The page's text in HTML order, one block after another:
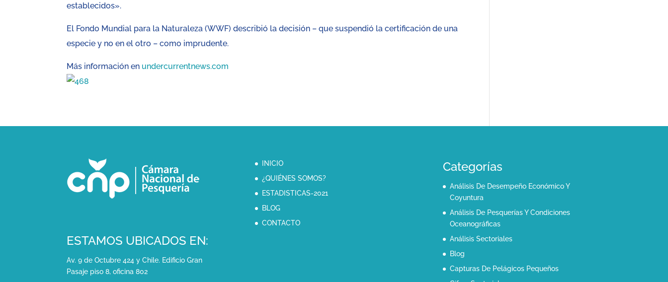
establecidos».
El Fondo Mundial para la Naturaleza (WWF) describió la decisión – que suspendió la certificación de una
especie y no en el otro – como imprudente.
Más información en undercurrentnews.com
ESTAMOS UBICADOS EN:
Av. 9 de Octubre 424 y Chile. Edificio Gran
Pasaje piso 8, oficina 802
INICIO
¿QUIÉNES SOMOS?
ESTADISTICAS-2021
BLOG
CONTACTO
Categorías
Análisis De Desempeño Económico Y
Coyuntura
Análisis De Pesquerías Y Condiciones
Oceanográficas
Análisis Sectoriales
Blog
Capturas De Pelágicos Pequeños